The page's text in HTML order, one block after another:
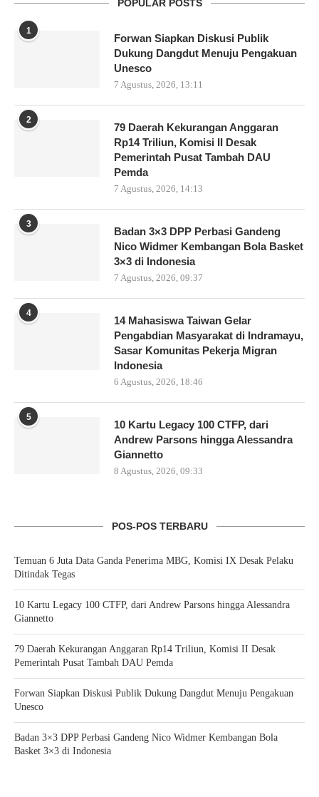
POPULAR POSTS
1
Forwan Siapkan Diskusi Publik
Dukung Dangdut Menuju Pengakuan
Unesco
7 Agustus, 2026, 13:11
2
79 Daerah Kekurangan Anggaran
Rp14 Triliun, Komisi II Desak
Pemerintah Pusat Tambah DAU
Pemda
7 Agustus, 2026, 14:13
3
Badan 3×3 DPP Perbasi Gandeng
Nico Widmer Kembangan Bola Basket
3×3 di Indonesia
7 Agustus, 2026, 09:37
4
14 Mahasiswa Taiwan Gelar
Pengabdian Masyarakat di Indramayu,
Sasar Komunitas Pekerja Migran
Indonesia
6 Agustus, 2026, 18:46
5
10 Kartu Legacy 100 CTFP, dari
Andrew Parsons hingga Alessandra
Giannetto
8 Agustus, 2026, 09:33
POS-POS TERBARU
Temuan 6 Juta Data Ganda Penerima MBG, Komisi IX Desak Pelaku
Ditindak Tegas
10 Kartu Legacy 100 CTFP, dari Andrew Parsons hingga Alessandra
Giannetto
79 Daerah Kekurangan Anggaran Rp14 Triliun, Komisi II Desak
Pemerintah Pusat Tambah DAU Pemda
Forwan Siapkan Diskusi Publik Dukung Dangdut Menuju Pengakuan
Unesco
Badan 3×3 DPP Perbasi Gandeng Nico Widmer Kembangan Bola
Basket 3×3 di Indonesia